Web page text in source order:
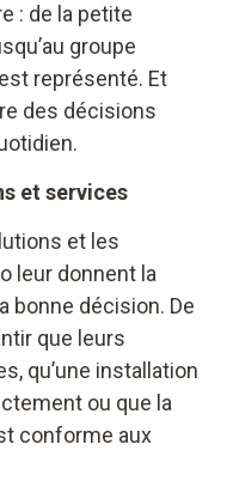
: de la petite
groupe
représenté. Et
des décisions
et services
et les
leur donnent la
bonne décision. De
que leurs
qu’une installation
ou que la
conforme aux